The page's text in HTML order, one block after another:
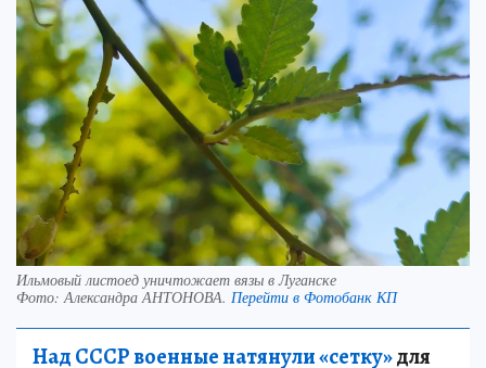
Ильмовый листоед уничтожает вязы в Луганске
Фото:Александра АНТОНОВА. Перейти в Фотобанк КП
Над СССР военные натянули «сетку»для